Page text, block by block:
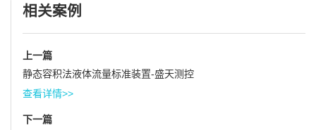
相关案例
上一篇
静态容积法液体流量标准装置-盛天测控
查看详情>>
下一篇